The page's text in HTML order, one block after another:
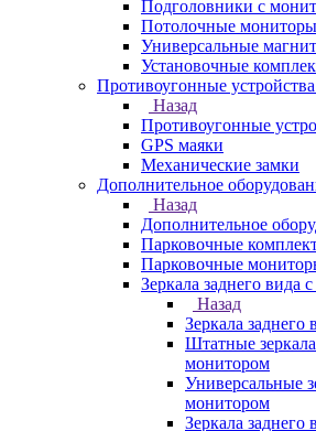
Подголовники с
Потолочные мониторы
Универсальные
Установочные
Противоугонные устройства
Назад
Противоугонные
GPS маяки
Механические замки
Дополнительное
Назад
Дополнительное
Парковочные
Парковочные
Зеркала заднего вида
Назад
Зеркала
Штатные
монитором
Универсальные
монитором
Зеркала